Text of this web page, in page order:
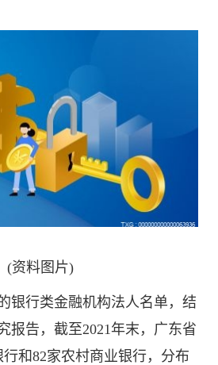
(资料图片)
银行类金融机构法人名单，结
报告，截至2021年末，广东省
和82家农村商业银行，分布